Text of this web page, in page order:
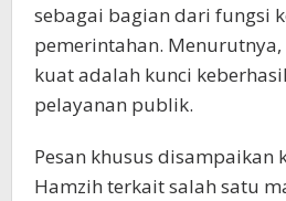
sebagai bagian dari fungsi
pemerintahan.
kuat adalah kunci
pelayanan publik.
Pesan khusus disampaikan
Hamzih terkait salah satu